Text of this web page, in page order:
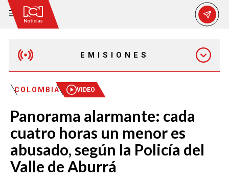
EMISIONES
EMISIÓN 12:30 PM
EMISIÓN 7:00 PM
COLOMBIA VIDEO
Panorama alarmante: cada
cuatro horas un menor es
abusado, según la Policía del
Valle de Aburrá